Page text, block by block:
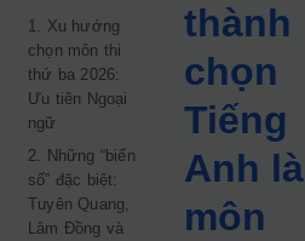
1. Xu hướng
chọn môn thi
thứ ba 2026:
Ưu tiên Ngoại
ngữ
2. Những “biến
số” đặc biệt:
Tuyên Quang,
Lâm Đồng và
thành
chọn
Tiếng
Anh là
môn